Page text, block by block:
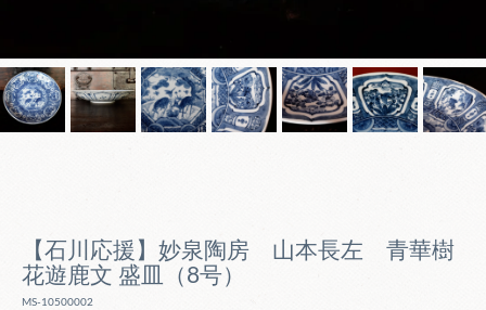
【石川応援】妙泉陶房 山本長左 青華樹
花遊鹿文 盛皿（8号）
MS-10500002